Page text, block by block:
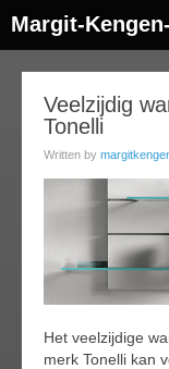
Margit-
Veelzijdig
Tonelli
Written by
Het veelzijdige
merk Tonelli kan